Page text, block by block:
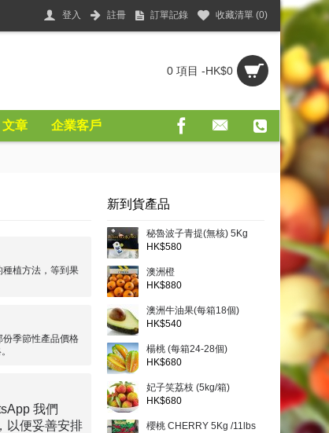
登入 註冊 訂單記錄 收藏清單 (0)
0 項目 -HK$0
文章 企業客戶
新到貨產品
秘魯波子青提(無核) 5Kg
HK$580
澳洲橙
HK$880
澳洲牛油果(每箱18個)
HK$540
楊桃 (每箱24-28個)
HK$680
妃子笑荔枝 (5kg/箱)
HK$680
櫻桃 CHERRY 5Kg /11lbs
植方法，等到果
季節性產品價格
我們
以便妥善安排